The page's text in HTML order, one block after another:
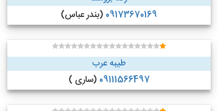
09173670169 (بندر عباس)
طیبه عرب
09111566497 (ساری )